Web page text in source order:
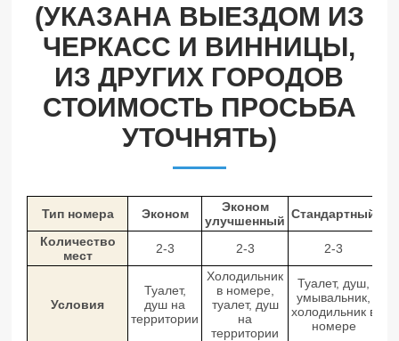
(УКАЗАНА ВЫЕЗДОМ ИЗ
ЧЕРКАСС И ВИННИЦЫ,
ИЗ ДРУГИХ ГОРОДОВ
СТОИМОСТЬ ПРОСЬБА
УТОЧНЯТЬ)
Тип номера Эконом
Эконом
улучшенный Стандартный
Количество
мест
2-3 2-3 2-3
Условия
Туалет,
душ на
территории
Холодильник
в номере,
туалет, душ
на
территории
Туалет, душ,
умывальник,
холодильник в
номере